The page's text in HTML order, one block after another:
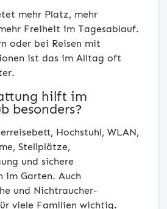
mehr Platz, mehr
Freiheit im Tagesablauf.
oder bei Reisen mit
ist das im Alltag oft
hilft im
besonders?
Hochstuhl, WLAN,
Stellplätze,
und sichere
im Garten. Auch
und Nichtraucher-
viele Familien wichtig.